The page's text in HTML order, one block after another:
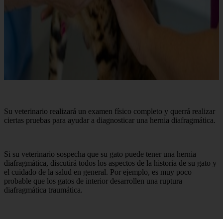
Su veterinario realizará un examen físico completo y querrá realizar
ciertas pruebas para ayudar a diagnosticar una hernia diafragmática.
Si su veterinario sospecha que su gato puede tener una hernia
diafragmática, discutirá todos los aspectos de la historia de su gato y
el cuidado de la salud en general. Por ejemplo, es muy poco
probable que los gatos de interior desarrollen una ruptura
diafragmática traumática.